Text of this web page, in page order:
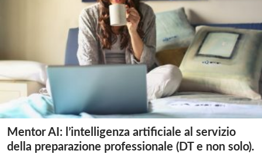
Mentor AI: l’intelligenza artificiale al servizio
della preparazione professionale (DT e non solo).